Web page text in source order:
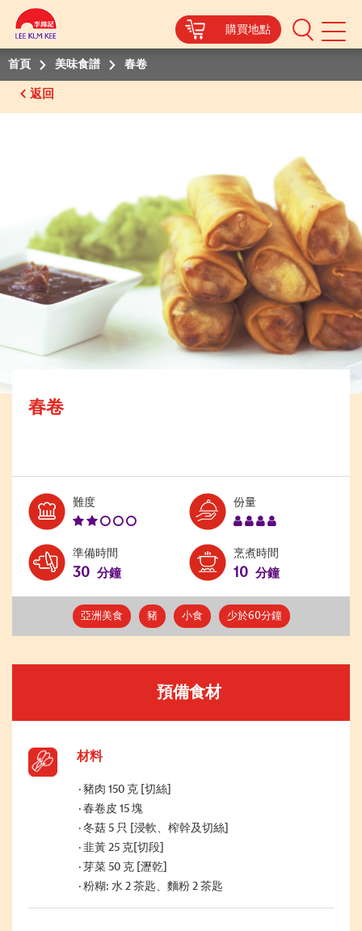
購買地點
Mobile
Menu
首頁
美味食譜 春卷
返回
春卷
難度Level:
份量Serves:
準備時間
30 分鐘
烹煮時間
10 分鐘
亞洲美食 豬 小食 少於60分鐘
預備食材
材料
豬肉 150 克 [切絲]
春卷皮 15 塊
冬菇 5 只 [浸軟、榨幹及切絲]
韭黃 25 克[切段]
芽菜 50 克 [瀝乾]
粉糊: 水 2 茶匙、麵粉 2 茶匙